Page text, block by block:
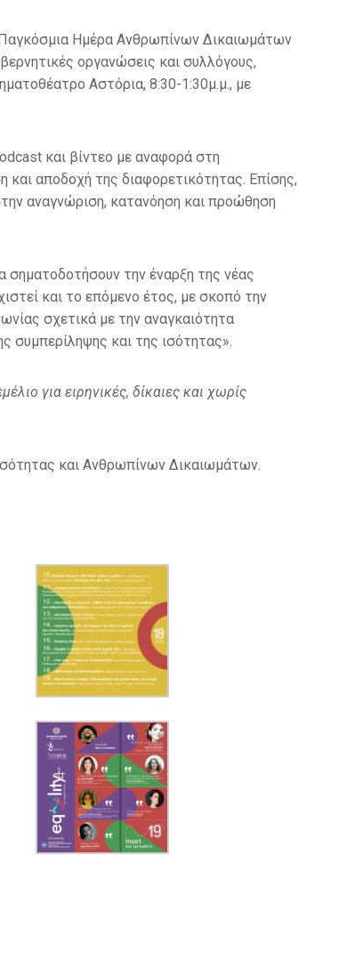
Ημέρα Ανθρωπίνων Δικαιωμάτων
οργανώσεις και συλλόγους,
Αστόρια, 8:30-1:30μ.μ., με
και βίντεο με αναφορά στη
και αποδοχή της διαφορετικότητας. Επίσης,
αναγνώριση, κατανόηση και προώθηση
σηματοδοτήσουν την έναρξη της νέας
και το επόμενο έτος, με σκοπό την
σχετικά με την αναγκαιότητα
και της ισότητας».
για ειρηνικές, δίκαιες και χωρίς
και Ανθρωπίνων Δικαιωμάτων.